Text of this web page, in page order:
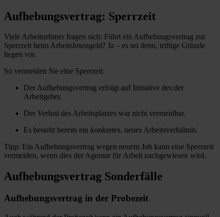
Aufhebungsvertrag: Sperrzeit
Viele Arbeitnehmer fragen sich: Führt ein Aufhebungsvertrag zur
Sperrzeit beim Arbeitslosengeld? Ja – es sei denn, triftige Gründe
liegen vor.
So vermeiden Sie eine Sperrzeit:
Der Aufhebungsvertrag erfolgt auf Initiative des:der
Arbeitgeber.
Der Verlust des Arbeitsplatzes war nicht vermeidbar.
Es besteht bereits ein konkretes, neues Arbeitsverhältnis.
Tipp: Ein Aufhebungsvertrag wegen neuem Job kann eine Sperrzeit
vermeiden, wenn dies der Agentur für Arbeit nachgewiesen wird.
Aufhebungsvertrag Sonderfälle
Aufhebungsvertrag in der Probezeit